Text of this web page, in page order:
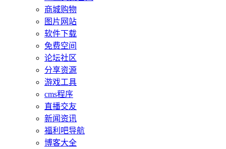
商城购物
图片网站
软件下载
免费空间
论坛社区
分享资源
游戏工具
cms程序
直播交友
新闻资讯
福利吧导航
博客大全